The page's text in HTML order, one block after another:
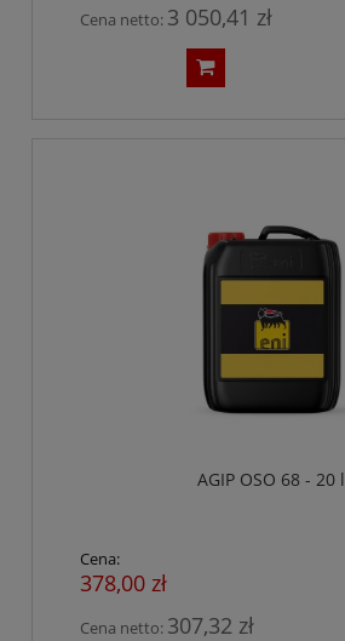
Cena netto: 3 050,41 zł
AGIP OSO 68 - 20 l
Cena:
378,00 zł
Cena netto: 307,32 zł